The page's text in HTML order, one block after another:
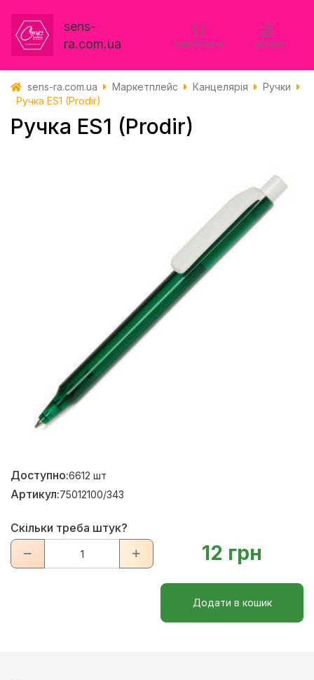
sens-
ra.com.ua
Замовлення Кабінет
sens-ra.com.ua Маркетплейс Канцелярія
Ручки
Ручка ES1 (Prodir)
Ручка ES1 (Prodir)
Доступно:6612 шт
Артикул:75012100/343
Скільки треба штук?
12 грн
Додати в кошик